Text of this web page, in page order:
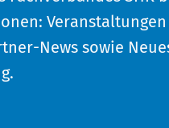
News sowie